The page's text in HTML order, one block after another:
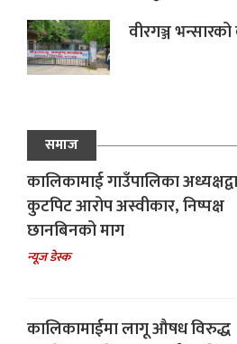
वीरगञ्ज
समाज
कालिकामाई गाउँपालिका
कुटपिट आरोप अस्वीकार, निष्पक्ष
छानबिनको माग
न्यूज डेस्क
कालिकामाईमा लागू औषध विरुद्ध